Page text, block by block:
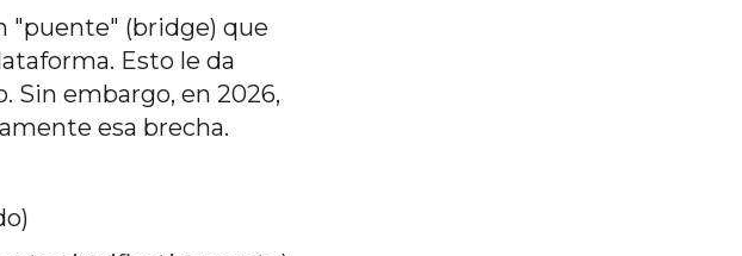
"puente" (bridge) que
Esto le da
embargo, en 2026,
esa brecha.